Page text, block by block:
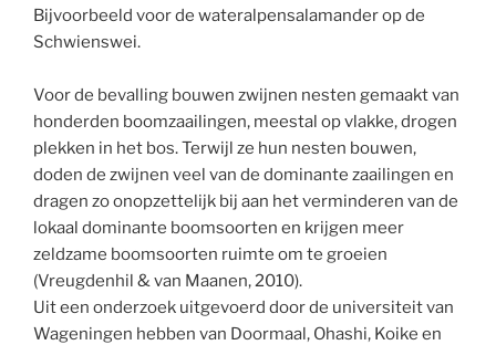
Bijvoorbeeld voor de wateralpensalamander op de
Schwienswei.
Voor de bevalling bouwen zwijnen nesten gemaakt van
honderden boomzaailingen, meestal op vlakke, drogen
plekken in het bos. Terwijl ze hun nesten bouwen,
doden de zwijnen veel van de dominante zaailingen en
dragen zo onopzettelijk bij aan het verminderen van de
lokaal dominante boomsoorten en krijgen meer
zeldzame boomsoorten ruimte om te groeien
(Vreugdenhil & van Maanen, 2010).
Uit een onderzoek uitgevoerd door de universiteit van
Wageningen hebben van Doormaal, Ohashi, Koike en